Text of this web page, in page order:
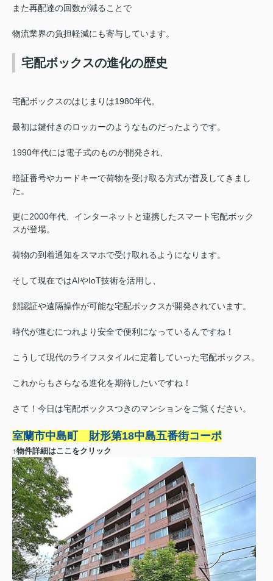
また再配達の回数が減ることで
物流業界の負担軽減にも寄与しています。
宅配ボックスの進化の歴史
宅配ボックスのはじまりは1980年代。
最初は鍵付きのロッカーのようなものだったようです。
1990年代には電子式のものが開発され、
暗証番号やカードキーで荷物を受け取る方式が普及してきまし
た。
更に2000年代、インターネットと連携したスマート宅配ボック
スが登場。
荷物の到着通知をスマホで受け取れるようになります。
そして現在ではAIやIoT技術を活用し、
顔認証や遠隔操作が可能な宅配ボックスが開発されています。
時代が進むにつれより安全で便利になっているんですね！
こうして現代のライフスタイルに定着していった宅配ボックス。
これからもさらなる進化を期待したいですね！
さて！今日は宅配ボックスつきのマンションをご覧ください。
室蘭市中島町 財形第18中島五番街コーポ
↑物件詳細はここをクリック